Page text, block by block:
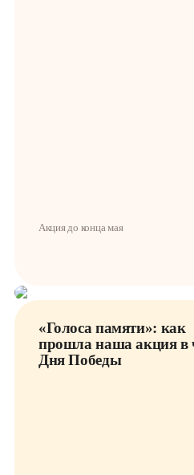
Акция до конца мая
«Голоса памяти»: как
прошла наша акция в
Дня Победы